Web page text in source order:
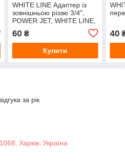
WHITE LINE Адаптер із
зовнішньою різзю 3/4",
POWER JET, WHITE LINE,
60₴
Купити
40
за рік
Харків, Україна